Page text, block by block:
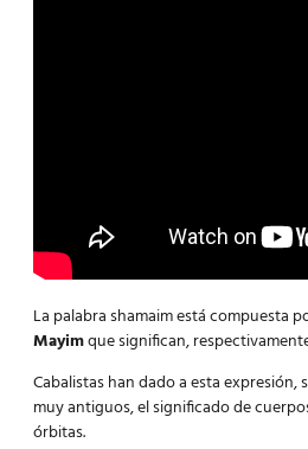
La palabra shamaim está compuesta
Mayimque significan,
Cabalistas han dado a esta expresión,
muy antiguos, el significado de
órbitas.